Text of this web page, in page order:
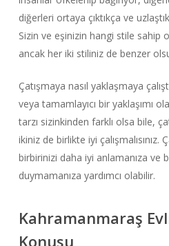
diğerleri ortaya çıktıkça ve
Sizin ve eşinizin hangi stile sahip
ancak her iki stiliniz de benzer
Çatışmaya nasıl yaklaşmaya
veya tamamlayıcı bir yaklaşımı
tarzı sizinkinden farklı olsa bile,
ikiniz de birlikte iyi çalışmalısınız.
birbirinizi daha iyi anlamanıza ve
duymamanıza yardımcı olabilir.
Kahramanmaraş
Konusu